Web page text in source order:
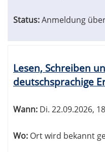
Status:Anmeldung
Lesen, Schreiben
deutschsprachige
Wann: Di. 22.09.2026,
Wo: Ort wird bekannt